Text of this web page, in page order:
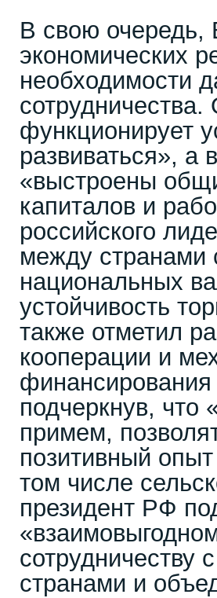
В свою очередь,
экономических
необходимости
функционирует
развиваться», а
«выстроены
капиталов и
российского
между странами
национальных
устойчивость
также отметил
кооперации и
подчеркнув, что
примем,
позитивный
том числе
президент РФ
сотрудничеству
странами и